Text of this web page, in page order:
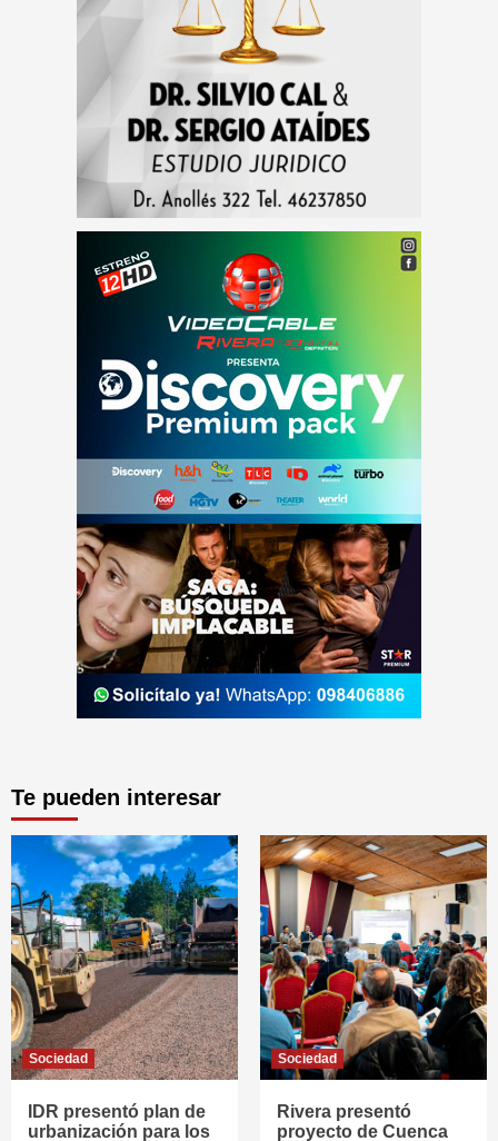
Te pueden interesar
Sociedad
IDR presentó plan de
urbanización para los
Sociedad
Rivera presentó
proyecto de Cuenca